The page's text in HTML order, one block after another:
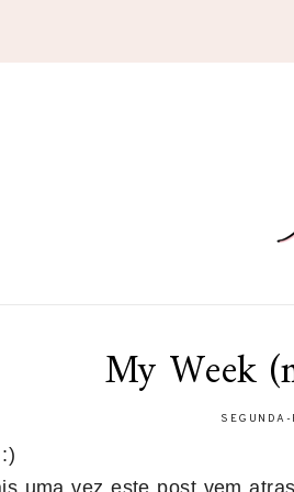
My Week
uma vez este post vem